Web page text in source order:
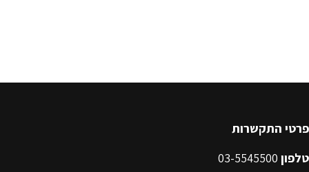
פרטי התקשרות
טלפון